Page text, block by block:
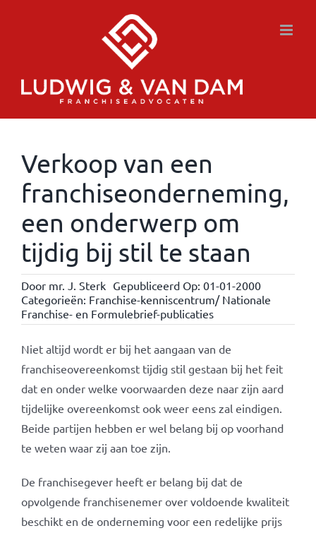
Verkoop van een
franchiseonderneming,
een onderwerp om
tijdig bij stil te staan
Door mr. J. Sterk Gepubliceerd Op: 01-01-2000
Categorieën: Franchise-kenniscentrum/ Nationale
Franchise- en Formulebrief-publicaties
Niet altijd wordt er bij het aangaan van de
franchiseovereenkomst tijdig stil gestaan bij het feit
dat en onder welke voorwaarden deze naar zijn aard
tijdelijke overeenkomst ook weer eens zal eindigen.
Beide partijen hebben er wel belang bij op voorhand
te weten waar zij aan toe zijn.
De franchisegever heeft er belang bij dat de
opvolgende franchisenemer over voldoende kwaliteit
beschikt en de onderneming voor een redelijke prijs